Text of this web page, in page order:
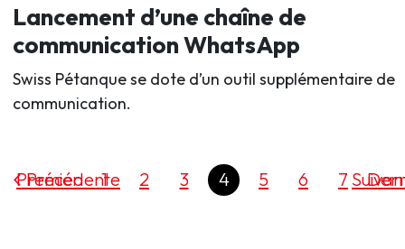
Lancement d’une chaîne de
communication WhatsApp
Swiss Pétanque se dote d’un outil supplémentaire de
communication.
Précédente
Premier 1 2 3 4 5 6 7